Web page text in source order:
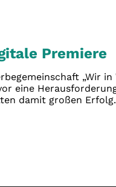
Premiere
„Wir
eine
damit großen Erfolg.